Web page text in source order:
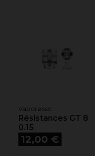
Vaporesso
Résistances GT 8
0.15
Prix
12,00 €